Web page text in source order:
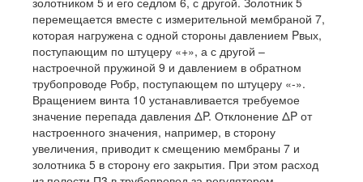
перемещается вместе с измерительной мембраной 7,
которая нагружена с одной стороны давлением Pвых,
поступающим по штуцеру «+», а с другой –
настроечной пружиной 9 и давлением в обратном
трубопроводе Робр, поступающем по штуцеру «-».
Вращением винта 10 устанавливается требуемое
значение перепада давления ΔP. Отклонение ΔP от
настроенного значения, например, в сторону
увеличения, приводит к смещению мембраны 7 и
золотника 5 в сторону его закрытия. При этом расход